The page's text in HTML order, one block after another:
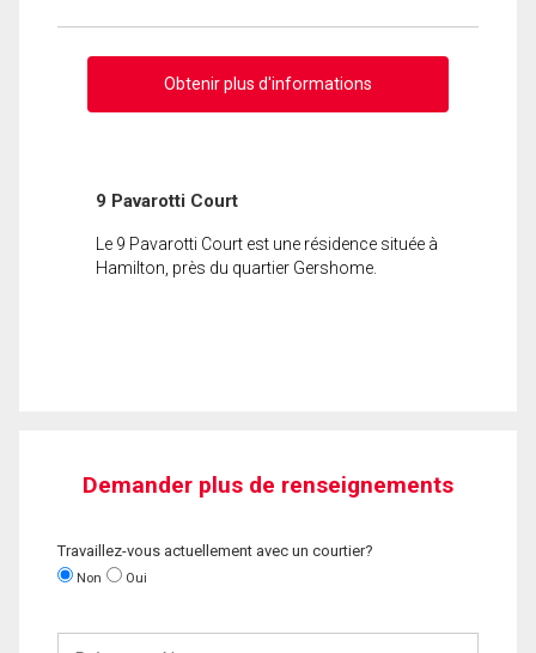
Obtenir plus d'informations
9 Pavarotti Court
Le 9 Pavarotti Court est une résidence située à
Hamilton, près du quartier Gershome.
Demander plus de renseignements
Travaillez-vous actuellement avec un courtier?
Non Oui